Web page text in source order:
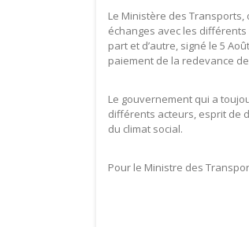
Le Ministère des
échanges avec les
part et d’autre, signé le 5
paiement de la redevance de
Le gouvernement qui a
différents acteurs, esprit de
du climat social.
Pour le Ministre des